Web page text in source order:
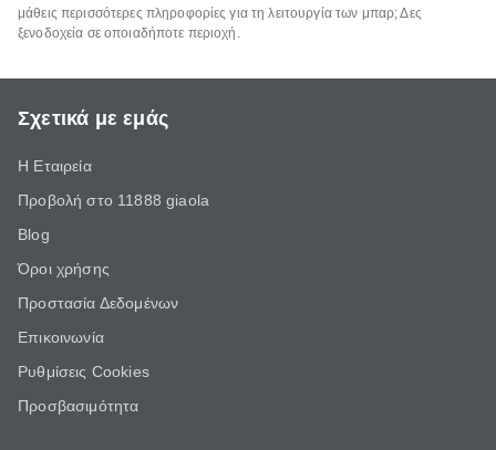
μάθεις περισσότερες πληροφορίες για τη λειτουργία των μπαρ; Δες
ξενοδοχεία σε οποιαδήποτε περιοχή.
Σχετικά με εμάς
Η Εταιρεία
Προβολή στο 11888 giaola
Blog
Όροι χρήσης
Προστασία Δεδομένων
Επικοινωνία
Ρυθμίσεις Cookies
Προσβασιμότητα